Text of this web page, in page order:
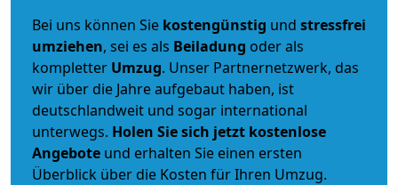
Bei uns können Sie kostengünstig und stressfrei
umziehen, sei es als Beiladung oder als
kompletter Umzug. Unser Partnernetzwerk, das
wir über die Jahre aufgebaut haben, ist
deutschlandweit und sogar international
unterwegs. Holen Sie sich jetzt kostenlose
Angebote und erhalten Sie einen ersten
Überblick über die Kosten für Ihren Umzug.